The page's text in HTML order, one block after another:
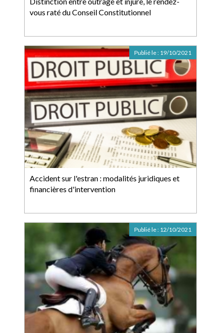
vous raté du Conseil Constitutionnel
Accident sur l'estran : modalités juridiques et
financières d'intervention
Publié le : 19/10/2021
Publié le : 12/10/2021